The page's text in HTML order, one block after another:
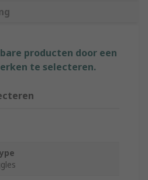
producten door een
te selecteren.